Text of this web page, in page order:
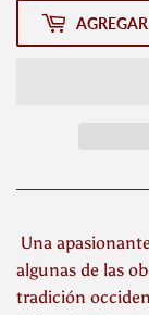
Una
algunas de las
tradición